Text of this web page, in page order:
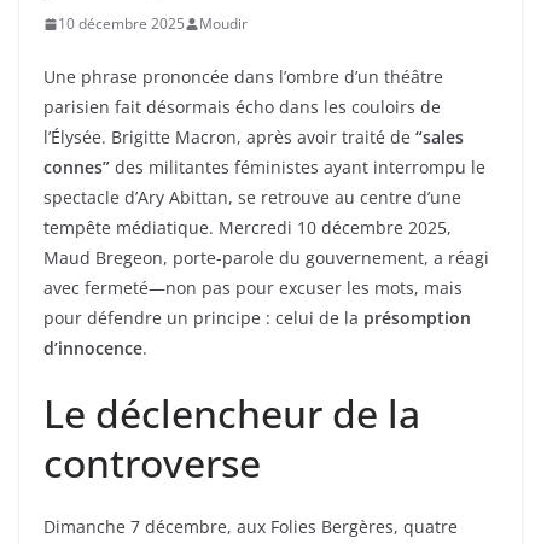
10 décembre 2025 Moudir
Une phrase prononcée dans l’ombre d’un théâtre
parisien fait désormais écho dans les couloirs de
l’Élysée. Brigitte Macron, après avoir traité de “sales
connes” des militantes féministes ayant interrompu le
spectacle d’Ary Abittan, se retrouve au centre d’une
tempête médiatique. Mercredi 10 décembre 2025,
Maud Bregeon, porte-parole du gouvernement, a réagi
avec fermeté—non pas pour excuser les mots, mais
pour défendre un principe : celui de la présomption
d’innocence.
Le déclencheur de la
controverse
Dimanche 7 décembre, aux Folies Bergères, quatre